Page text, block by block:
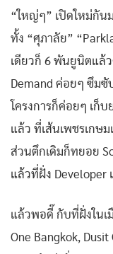
“ใหญ่ๆ” เปิดใหม่กัน
ทั้ง “ศุภาลัย”
เดียวก็ 6 พันยูนิตแล้
Demand ค่อยๆ ซึมซั
โครงการก็ค่อยๆ เก็
แล้ว ที่เส้นเพชรเกษม
ส่วนตึกเดิมก็ทยอย
แล้วที่ฝั่ง Developer
แล้วพอดี๊ กับที่ฝั่งในเ
One Bangkok, Dusit